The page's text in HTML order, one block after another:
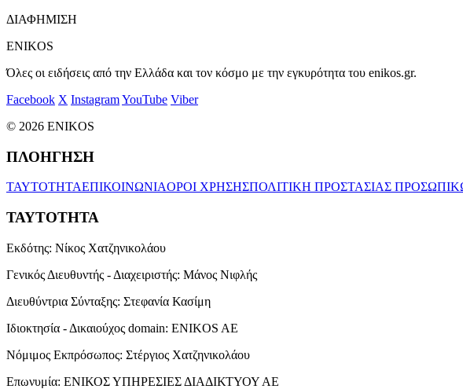
ΔΙΑΦΗΜΙΣΗ
ENIKOS
Όλες οι ειδήσεις από την Ελλάδα και τον κόσμο με την εγκυρότητα του enikos.gr.
Facebook X InstagramYouTube Viber
© 2026 ENIKOS
ΠΛΟΗΓΗΣΗ
ΤΑΥΤΟΤΗΤΑΕΠΙΚΟΙΝΩΝΙΑΟΡΟΙ ΧΡΗΣΗΣΠΟΛΙΤΙΚΗ ΠΡΟΣΤΑΣΙΑΣ
ΤΑΥΤΟΤΗΤΑ
Εκδότης: Νίκος Χατζηνικολάου
Γενικός Διευθυντής - Διαχειριστής: Μάνος Νιφλής
Διευθύντρια Σύνταξης: Στεφανία Κασίμη
Ιδιοκτησία - Δικαιούχος domain: ENIKOS AE
Νόμιμος Εκπρόσωπος: Στέργιος Χατζηνικολάου
Επωνυμία: ΕΝΙΚΟΣ ΥΠΗΡΕΣΙΕΣ ΔΙΑΔΙΚΤΥΟΥ ΑΕ